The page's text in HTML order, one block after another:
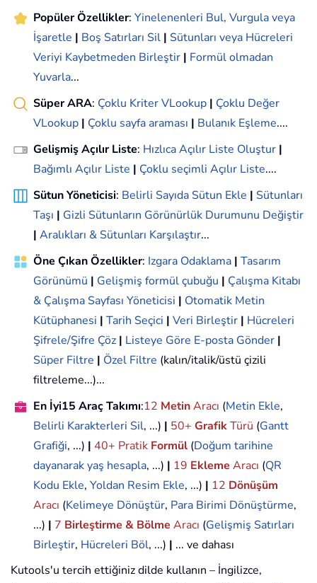
Popüler Özellikler: Yinelenenleri Bul, Vurgula veya
İşaretle | Boş Satırları Sil | Sütunları veya Hücreleri
Veriyi Kaybetmeden Birleştir | Formül olmadan
Yuvarla...
Süper ARA: Çoklu Kriter VLookup | Çoklu Değer
VLookup | Çoklu sayfa araması | Bulanık Eşleme....
Gelişmiş Açılır Liste: Hızlıca Açılır Liste Oluştur |
Bağımlı Açılır Liste | Çoklu seçimli Açılır Liste....
Sütun Yöneticisi: Belirli Sayıda Sütun Ekle | Sütunları
Taşı | Gizli Sütunların Görünürlük Durumunu Değiştir
| Aralıkları & Sütunları Karşılaştır...
Öne Çıkan Özellikler: Izgara Odaklama | Tasarım
Görünümü | Gelişmiş formül çubuğu | Çalışma Kitabı
& Çalışma Sayfası Yöneticisi | Otomatik Metin
Kütüphanesi | Tarih Seçici | Veri Birleştir | Hücreleri
Şifrele/Şifre Çöz | Listeye Göre E-posta Gönder |
Süper Filtre | Özel Filtre (kalın/italik/üstü çizili
filtreleme...)...
En İyi15 Araç Takımı:12 MetinAracı (Metin Ekle,
Belirli Karakterleri Sil, ...) | 50+ GrafikTürü (Gantt
Grafiği, ...) | 40+ Pratik Formül (Doğum tarihine
dayanarak yaş hesapla, ...) | 19 Ekleme Aracı (QR
Kodu Ekle, Yoldan Resim Ekle, ...) | 12 Dönüşüm
Aracı (Kelimeye Dönüştür, Para Birimi Dönüştürme,
...) | 7 Birleştirme & Bölme Aracı (Gelişmiş Satırları
Birleştir, Hücreleri Böl, ...) | ... ve dahası
Kutools'u tercih ettiğiniz dilde kullanın – İngilizce,